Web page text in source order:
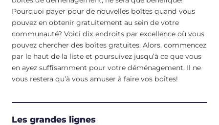
Pourquoi payer pour de nouvelles boîtes quand vous
pouvez en obtenir gratuitement au sein de votre
communauté? Voici dix endroits par excellence où vous
pouvez chercher des boîtes gratuites. Alors, commencez
par le haut de la liste et poursuivez jusqu’à ce que vous
en ayez suffisamment pour votre déménagement. Il ne
vous restera qu’à vous amuser à faire vos boîtes!
Les grandes lignes